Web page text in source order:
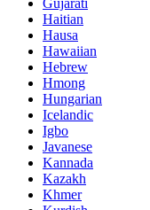
Gujarati
Haitian
Hausa
Hawaiian
Hebrew
Hmong
Hungarian
Icelandic
Igbo
Javanese
Kannada
Kazakh
Khmer